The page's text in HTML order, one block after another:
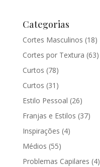
Categorias
Cortes Masculinos (18)
Cortes por Textura (63)
Curtos (78)
Curtos (31)
Estilo Pessoal (26)
Franjas e Estilos (37)
Inspirações (4)
Médios (55)
Problemas Capilares (4)